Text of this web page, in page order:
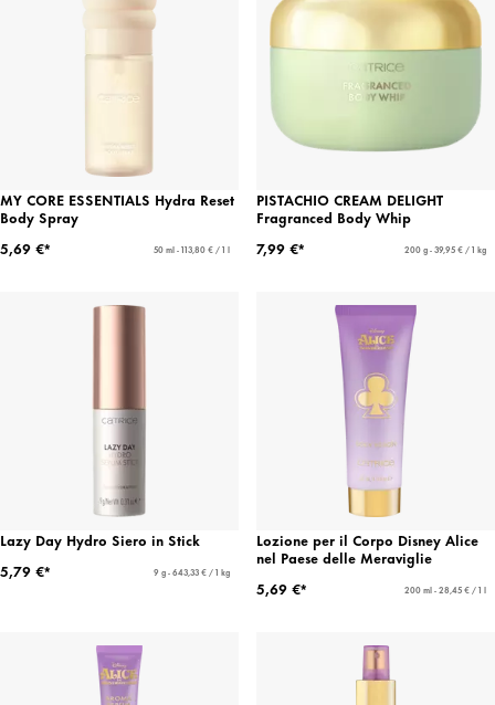
MY CORE ESSENTIALS Hydra Reset
Body Spray
5,69 €*
50 ml - 113,80 € / 1 l
PISTACHIO CREAM DELIGHT
Fragranced Body Whip
7,99 €*
200 g - 39,95 € / 1 kg
Lazy Day Hydro Siero in Stick
5,79 €*
9 g - 643,33 € / 1 kg
Lozione per il Corpo Disney Alice
nel Paese delle Meraviglie
5,69 €*
200 ml - 28,45 € / 1 l